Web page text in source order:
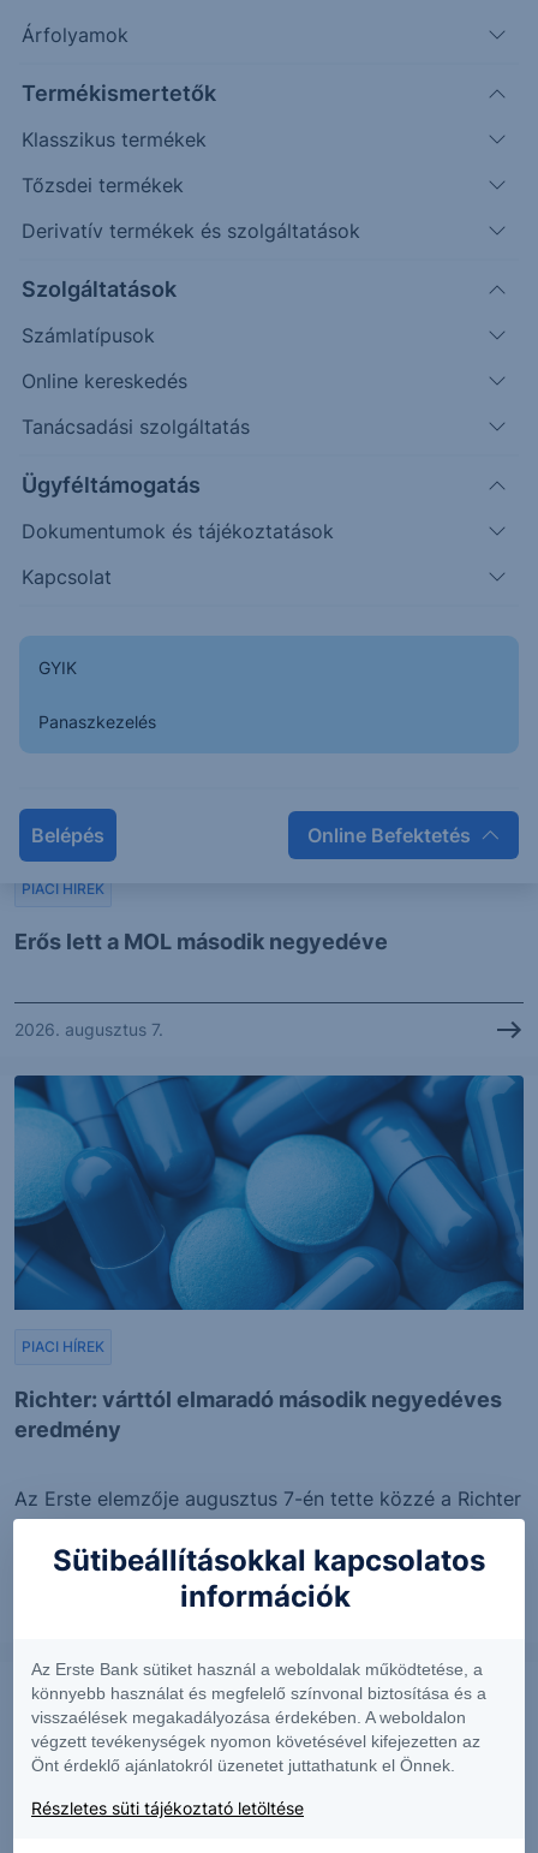
Árfolyamok
Termékismertetők
Klasszikus termékek
Tőzsdei termékek
Derivatív termékek és szolgáltatások
Szolgáltatások
Számlatípusok
Online kereskedés
Tanácsadási szolgáltatás
Ügyféltámogatás
Dokumentumok és tájékoztatások
Kapcsolat
GYIK
Panaszkezelés
Belépés Online Befektetés
előtt publikálja számait a Waberer’s.
Play
Eredményvárakozásainkat Ötletgyár Miniben is
külön!
Erős lett a MOL második negyedéve
PIACI HÍREK
2026. augusztus 7.
Richter: várttól elmaradó második negyedéves
eredmény
PIACI HÍREK
Az Erste elemzője augusztus 7-én tette közzé a Richter
Sütibeállításokkal kapcsolatos
információk
Az Erste Bank sütiket használ a weboldalak működtetése, a
könnyebb használat és megfelelő színvonal biztosítása és a
visszaélések megakadályozása érdekében. A weboldalon
végzett tevékenységek nyomon követésével kifejezetten az
Önt érdeklő ajánlatokról üzenetet juttathatunk el Önnek.
Részletes süti tájékoztató letöltése